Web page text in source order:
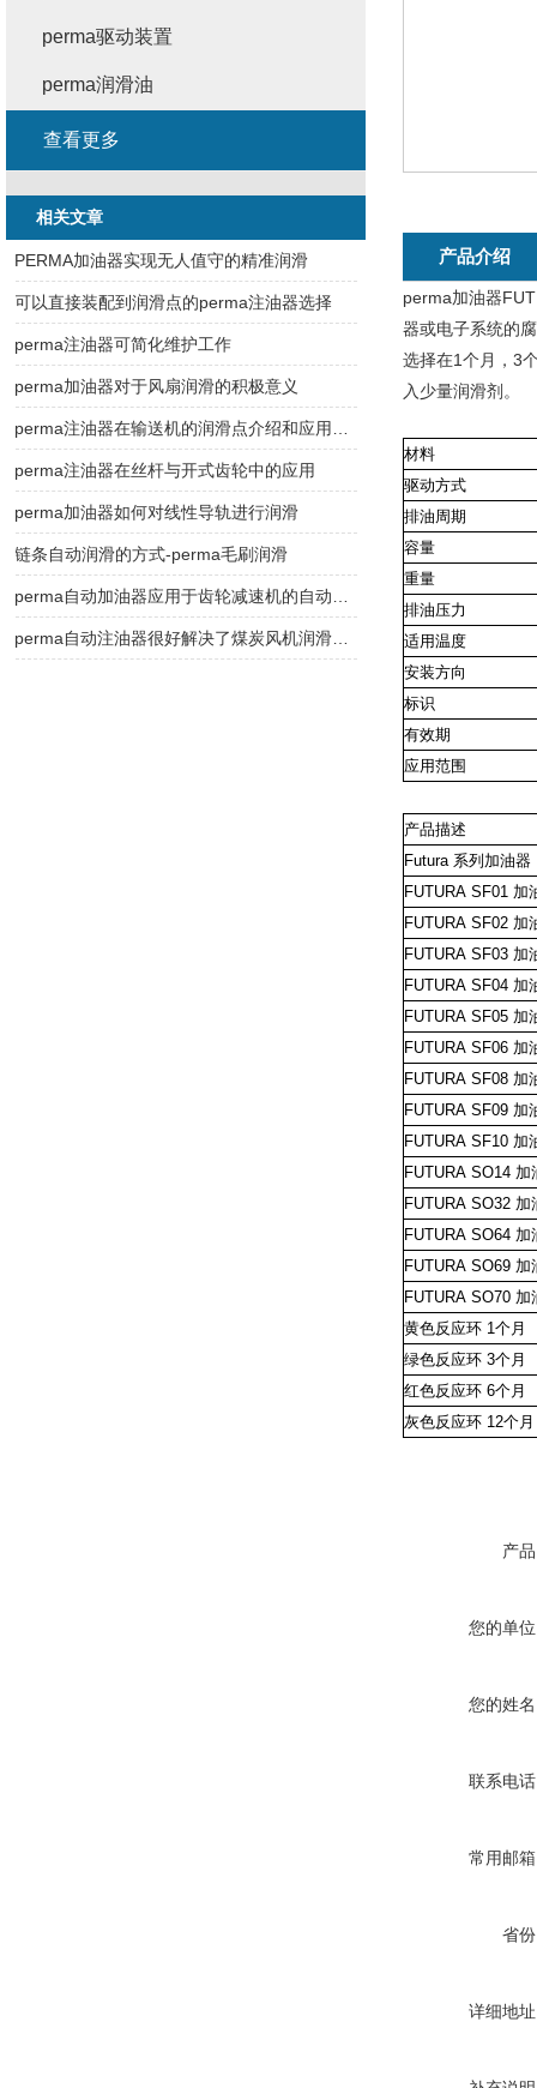
产品介绍
perma加油器
器或电子系统的
选择在1个月，3
入少量润滑剂。
材料
驱动方式
排油周期
容量
重量
排油压力
适用温度
安装方向
标识
有效期
应用范围
产品描述
Futura 系列加油器
FUTURA SF01 加
FUTURA SF02 加
FUTURA SF03 加
FUTURA SF04 加
FUTURA SF05 加
FUTURA SF06 加
FUTURA SF08 加
FUTURA SF09 加
FUTURA SF10 加
FUTURA SO14 加
FUTURA SO32 加
FUTURA SO64 加
FUTURA SO69 加
FUTURA SO70 加
黄色反应环 1个月
绿色反应环 3个月
红色反应环 6个月
灰色反应环 12个月
产
您的单
您的姓
联系电
常用邮
省
详细地
perma驱动装置
perma润滑油
查看更多
相关文章
PERMA加油器实现无人值守的精准润滑
可以直接装配到润滑点的perma注油器选择
perma注油器可简化维护工作
perma加油器对于风扇润滑的积极意义
perma注油器在丝杆与开式齿轮中的应用
perma加油器如何对线性导轨进行润滑
链条自动润滑的方式-perma毛刷润滑